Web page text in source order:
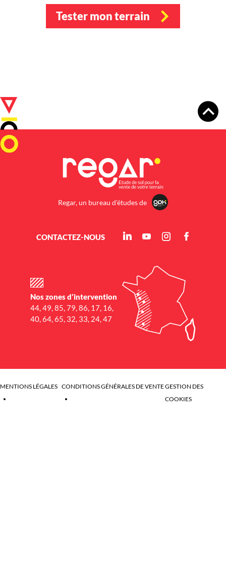
Tester mon terrain
Regar, un bureau d'études de
CONTACTEZ-NOUS
Nos zones d’intervention
44, 49, 85, 79, 86, 17, 16,
40, 64, 65, 32, 33, 24, 47
MENTIONS LÉGALES CONDITIONS GÉNÉRALES DE VENTEGESTION DES
COOKIES